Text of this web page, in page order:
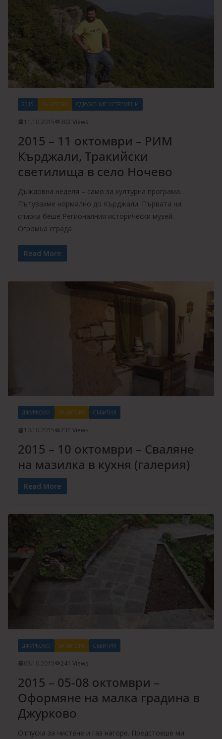
2015 ЗА АВТОРА СДРУЖЕНИЕ УСТРЕМЕНИ
11.10.2015 302 Views
2015 – 11 октомври – РИМ
Кърджали, Тракийски
светилища в село Ночево
Дъждовна неделя – само за културна програма.
Пътувахме нормално до Кърджали. Първата ни
спирка беше Регионалния исторически музей.
Огромна сграда
Read More
ДЖУРКОВО ЗА АВТОРА СЪБИТИЯ
10.10.2015 231 Views
2015 – 10 октомври – Сваляне
на мазилка в кухня (галерия)
Read More
ДЖУРКОВО ЗА АВТОРА СЪБИТИЯ
08.10.2015 241 Views
2015 – 05-08 октомври –
Оформяне на малка градина в
Джурково
Отпуска за чистене и газ нагоре. Предстоеше ми